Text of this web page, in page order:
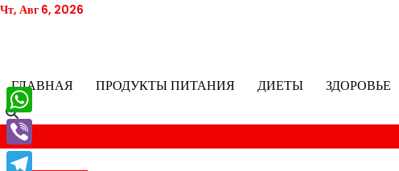
Перейти
Чт, Авг 6, 2026
ГЛАВНАЯ
ПРОДУКТЫ ПИТАНИЯ ДИЕТЫ ЗДОРОВЬЕ
WhatsApp
Viber